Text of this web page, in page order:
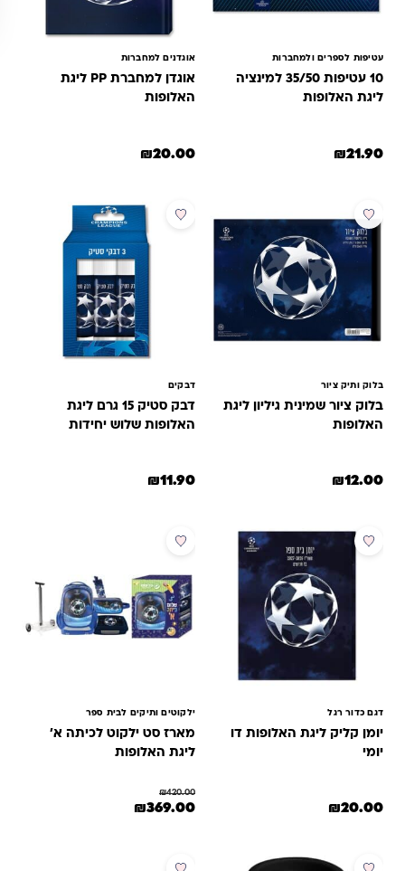
עטיפות לספרים ולמחברות
10 עטיפות 35/50 למינציה
ליגת האלופות
₪21.90
אוגדנים למחברות
אוגדן למחברת PP ליגת
האלופות
₪20.00
בלוק ותיק ציור
בלוק ציור שמינית גיליון ליגת
האלופות
₪12.00
דבקים
דבק סטיק 15 גרם ליגת
האלופות שלוש יחידות
₪11.90
דגם כדור רגל
יומן קליק ליגת האלופות דו
₪20.00
ילקוטים ותיקים לבית ספר
מארז סט ילקוט לכיתה א'
ליגת האלופות
₪420.00
המחיר המקורי היה: ₪420.00.
₪369.00 המחיר הנוכחי הוא: ₪369.00.